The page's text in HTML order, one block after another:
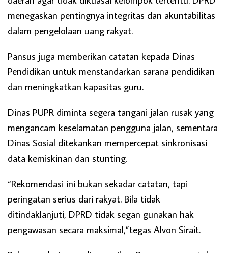
menegaskan pentingnya integritas dan akuntabilitas
dalam pengelolaan uang rakyat.
Pansus juga memberikan catatan kepada Dinas
Pendidikan untuk menstandarkan sarana pendidikan
dan meningkatkan kapasitas guru.
Dinas PUPR diminta segera tangani jalan rusak yang
mengancam keselamatan pengguna jalan, sementara
Dinas Sosial ditekankan mempercepat sinkronisasi
data kemiskinan dan stunting.
“Rekomendasi ini bukan sekadar catatan, tapi
peringatan serius dari rakyat. Bila tidak
ditindaklanjuti, DPRD tidak segan gunakan hak
pengawasan secara maksimal,”tegas Alvon Sirait.